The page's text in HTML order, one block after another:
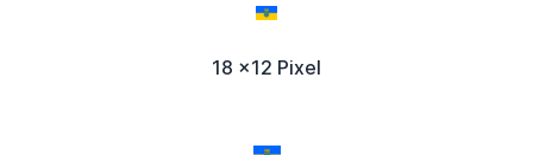
18 x12 Pixel